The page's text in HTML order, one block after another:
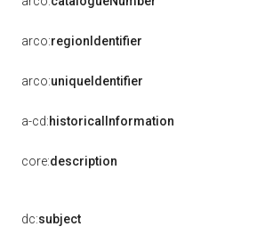
arco:regionIdentifier
arco:uniqueIdentifier
a-cd:historicalInformation
core:description
dc:subject